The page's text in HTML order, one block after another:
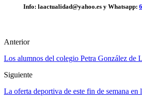
Info: laactualidad@yahoo.es y Whatsapp:
Anterior
Los alumnos del colegio Petra González de
Siguiente
La oferta deportiva de este fin de semana